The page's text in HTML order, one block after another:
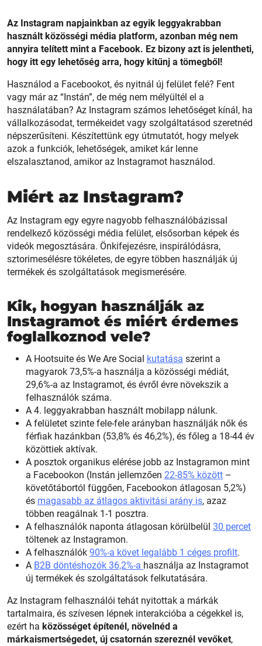
Az Instagram napjainkban az egyik leggyakrabban
használt közösségi média platform, azonban még nem
annyira telített mint a Facebook. Ez bizony azt is jelentheti,
hogy itt egy lehetőség arra, hogy kitűnj a tömegből!
Használod a Facebookot, és nyitnál új felület felé? Fent
vagy már az “Instán”, de még nem mélyültél el a
használatában? Az Instagram számos lehetőséget kínál, ha
vállalkozásodat, termékeidet vagy szolgáltatásod szeretnéd
népszerűsíteni. Készítettünk egy útmutatót, hogy melyek
azok a funkciók, lehetőségek, amiket kár lenne
elszalasztanod, amikor az Instagramot használod.
Miért az Instagram?
Az Instagram egy egyre nagyobb felhasználóbázissal
rendelkező közösségi média felület, elsősorban képek és
videók megosztására. Önkifejezésre, inspirálódásra,
sztorimesélésre tökéletes, de egyre többen használják új
termékek és szolgáltatások megismerésére.
Kik, hogyan használják az
Instagramot és miért érdemes
foglalkoznod vele?
A Hootsuite és We Are Social kutatása szerint a
magyarok 73,5%-a használja a közösségi médiát,
29,6%-a az Instagramot, és évről évre növekszik a
felhasználók száma.
A 4. leggyakrabban használt mobilapp nálunk.
A felületet szinte fele-fele arányban használják nők és
férfiak hazánkban (53,8% és 46,2%), és főleg a 18-44 év
közöttiek aktívak.
A posztok organikus elérése jobb az Instagramon mint
a Facebookon (Instán jellemzően 22-85% között –
követőtábortól függően, Facebookon átlagosan 5,2%)
és magasabb az átlagos aktivitási arány is, azaz
többen reagálnak 1-1 posztra.
A felhasználók naponta átlagosan körülbelül 30 percet
töltenek az Instagramon.
A felhasználók 90%-a követ legalább 1 céges profilt.
A B2B döntéshozók 36,2%-a használja az Instagramot
új termékek és szolgáltatások felkutatására.
Az Instagram felhasználói tehát nyitottak a márkák
tartalmaira, és szívesen lépnek interakcióba a cégekkel is,
ezért ha közösséget építenél, növelnéd a
márkaismertségedet, új csatornán szereznél vevőket,